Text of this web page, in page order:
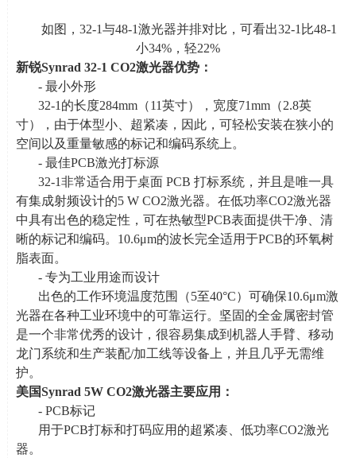
如图，32-1与48-1激光器并排对比，可看出32-1 比48-1
小34% ，轻22%
新锐Synrad 32-1 CO2激光器优势：
- 最小外形
32-1的长度284mm（11英寸），宽度71mm（2.8英
寸），由于体型小、超紧凑，因此，可轻松安装在狭小的
空间以及重量敏感的标记和编码系统上。
- 最佳PCB激光打标源
32-1非常适合用于桌面PCB 打标系统，并且是唯一具
有集成射频设计的5 W CO2激光器。在低功率CO2激光器
中具有出色的稳定性，可在热敏型PCB表面提供干净、清
晰的标记和编码。 10.6μm的波长完全适用于PCB的环氧树
脂表面。
- 专为工业用途而设计
出色的工作环境温度范围（5至40°C）可确保10.6μm激
光器在各种工业环境中的可靠运行。坚固的全金属密封管
是一个非常优秀的设计，很容易集成到机器人手臂、移动
龙门系统和生产装配/加工线等设备上，并且几乎无需维
护。
美国Synrad 5W CO2激光器主要应用：
- PCB标记
用于PCB打标和打码应用的超紧凑、低功率CO2激光
器。